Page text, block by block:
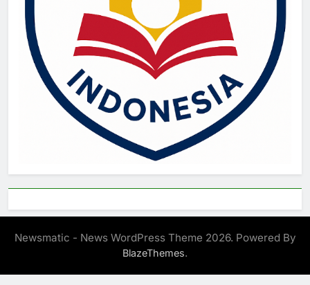
Newsmatic - News WordPress Theme 2026. Powered By
BlazeThemes.